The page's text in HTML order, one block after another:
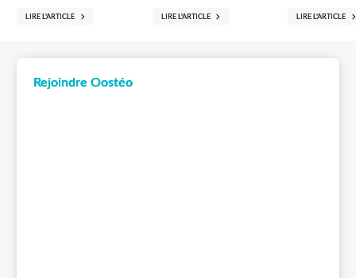
LIRE L'ARTICLE LIRE L'ARTICLE LIRE L'ARTICLE
Rejoindre Oostéo